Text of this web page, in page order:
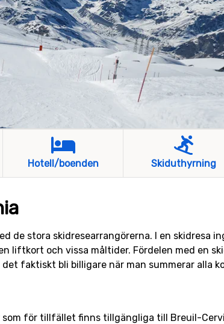
Hotell/boenden Skiduthyrning
de stora skidresearrangörerna. I en skidresa
liftkort och vissa måltider. Fördelen med en
faktiskt bli billigare när man summerar alla
som för tillfället finns tillgängliga till Breuil-